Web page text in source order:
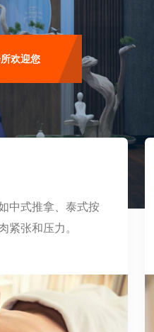
欢迎您
中式推拿、泰式按
张和压力。